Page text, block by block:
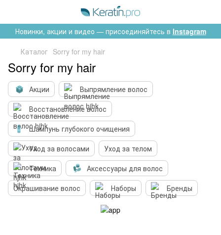
Новинки, акции и видео — присоединяйтесь в Instagram
Каталог Sorry for my hair
Sorry for my hair
Акции
Выпрямление волос
Восстановление волос
Шампунь глубокого очищения
Уход за волосами
Уход за телом
Техника
Аксессуары для волос
Окрашивание волос
Наборы Бренды